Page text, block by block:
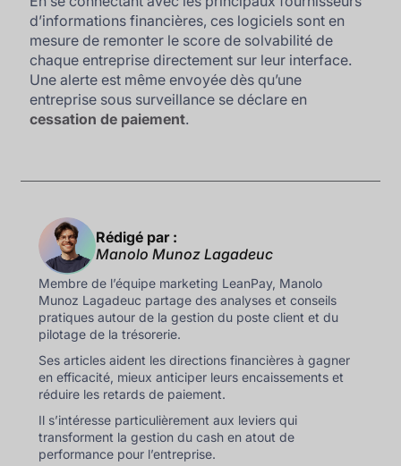
d’informations financières, ces logiciels sont en
mesure de remonter le score de solvabilité de
chaque entreprise directement sur leur interface.
Une alerte est même envoyée dès qu’une
entreprise sous surveillance se déclare en
cessation de paiement.
Rédigé par :
Manolo Munoz Lagadeuc
Membre de l’équipe marketing LeanPay, Manolo
Munoz Lagadeuc partage des analyses et conseils
pratiques autour de la gestion du poste client et du
pilotage de la trésorerie.
Ses articles aident les directions financières à gagner
en efficacité, mieux anticiper leurs encaissements et
réduire les retards de paiement.
Il s’intéresse particulièrement aux leviers qui
transforment la gestion du cash en atout de
performance pour l’entreprise.